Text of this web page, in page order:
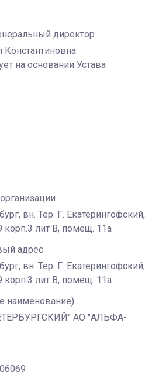
директор
Константиновна
на основании Устава
вн. Тер. Г. Екатерингофский,
корп.3 лит В, помещ. 11а
адрес
вн. Тер. Г. Екатерингофский,
корп.3 лит В, помещ. 11а
наименование)
АО "АЛЬФА-